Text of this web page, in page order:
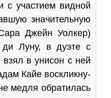
с участием видной
значительную
Джейн Уолкер)
ди Луну, в дуэте с
в унисон с ней
Кайе воскликну­
медля обратилась